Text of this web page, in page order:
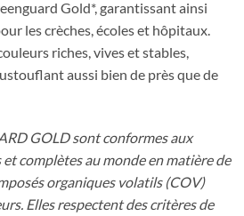
Gold*, garantissant ainsi
les crèches, écoles et hôpitaux.
riches, vives et stables,
aussi bien de près que de
GOLD sont conformes aux
complètes au monde en matière de
organiques volatils (COV)
Elles respectent des critères de